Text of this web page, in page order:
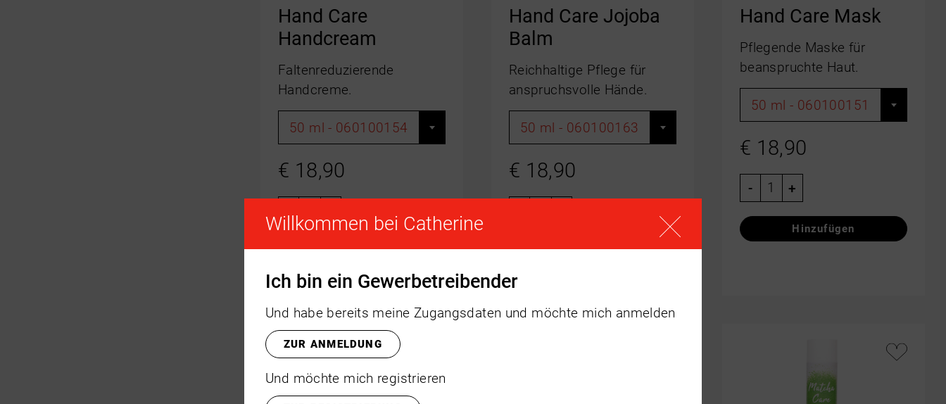
Hand Care
Handcream
Faltenreduzierende
Handcreme.
50 ml - 060100154
€ 18,90
Hand Care Jojoba
Balm
Reichhaltige Pflege für
anspruchsvolle Hände.
50 ml - 060100163
€ 18,90
Hand Care Mask
Pflegende Maske für
beanspruchte Haut.
50 ml - 060100151
€ 18,90
+
-
Willkommen bei Catherine
Ich bin ein Gewerbetreibender
Und habe bereits meine Zugangsdaten und möchte mich anmelden
ZUR ANMELDUNG
Und möchte mich registrieren